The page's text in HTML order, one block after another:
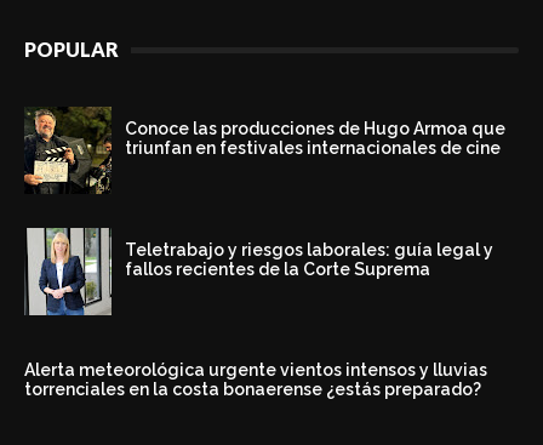
POPULAR
Conoce las producciones de Hugo Armoa que
triunfan en festivales internacionales de cine
Teletrabajo y riesgos laborales: guía legal y
fallos recientes de la Corte Suprema
Alerta meteorológica urgente vientos intensos y lluvias
torrenciales en la costa bonaerense ¿estás preparado?